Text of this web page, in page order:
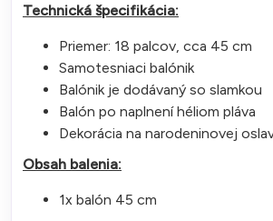
Technická špecifikácia:
Priemer: 18 palcov, cca 45 cm
Samotesniaci balónik
Balónik je dodávaný so slamkou
Balón po naplnení héliom pláva
Dekorácia na narodeninovej
Obsah balenia:
1x balón 45 cm